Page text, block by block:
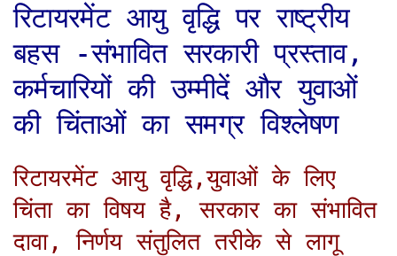
रिटायरमेंट आयु वृद्धि पर राष्ट्रीय
बहस -संभावित सरकारी प्रस्ताव,
कर्मचारियों की उम्मीदें और युवाओं
की चिंताओं का समग्र विश्लेषण
रिटायरमेंट आयु वृद्धि,युवाओं के लिए
चिंता का विषय है, सरकार का संभावित
दावा, निर्णय संतुलित तरीके से लागू